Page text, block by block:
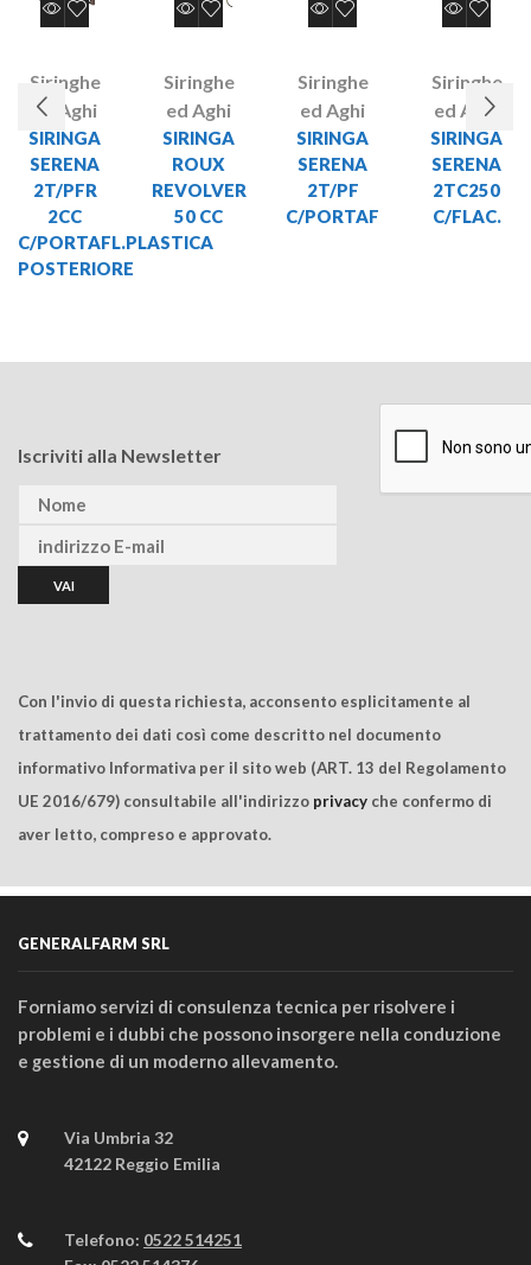
Siringhe
ed Aghi
SIRINGA
SERENA
2T/PFR
2CC
C/PORTAFL.PLASTICA
POSTERIORE
Siringhe
ed Aghi
SIRINGA
ROUX
REVOLVER
50 CC
Siringhe
ed Aghi
SIRINGA
SERENA
2T/PF
C/PORTAF
Siringhe
ed Aghi
SIRINGA
SERENA
2TC250
C/FLAC.
Iscriviti alla Newsletter
Con l'invio di questa richiesta, acconsento esplicitamente al
trattamento dei dati così come descritto nel documento
informativo Informativa per il sito web (ART. 13 del Regolamento
UE 2016/679) consultabile all'indirizzo privacy che confermo di
aver letto, compreso e approvato.
GENERALFARM SRL
Forniamo servizi di consulenza tecnica per risolvere i
problemi e i dubbi che possono insorgere nella conduzione
e gestione di un moderno allevamento.
Via Umbria 32
42122 Reggio Emilia
Telefono: 0522 514251